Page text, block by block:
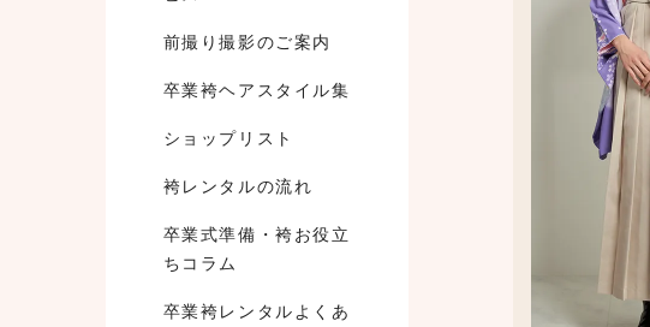
前撮り撮影のご案内
卒業袴ヘアスタイル集
ショップリスト
袴レンタルの流れ
卒業式準備・袴お役立
ちコラム
卒業袴レンタルよくあ